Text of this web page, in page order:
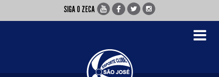
SIGA O ZECA
Toggle